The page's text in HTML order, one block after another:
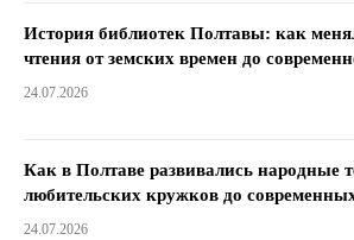
История библиотек Полтавы: как
чтения от земских времен до
24.07.2026
Как в Полтаве развивались народные
любительских кружков до
24.07.2026